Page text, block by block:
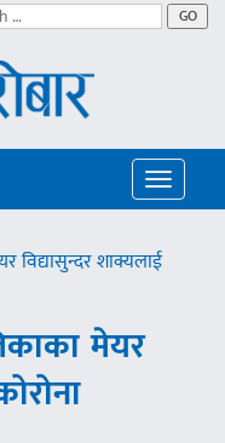
GO
Toggle
विद्यासुन्दर शाक्यलाई
मेयर